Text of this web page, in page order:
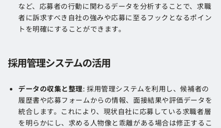
など、応募者の行動に関わるデータを分析す​​ることで、求職
者に訴求すべき自社の強みや応募に至るフックとなるポイン
トを明確にすることができます。
採用管理システムの活用
データの収集と整理: 採用管理システムを利用し、候補者の
履歴書や応募フォームからの情報、面接結果や評価データを
統合します​​。これにより、現状自社に応募している求職者層
を明らかにし、求める人物像と乖離がある場合は修正するこ